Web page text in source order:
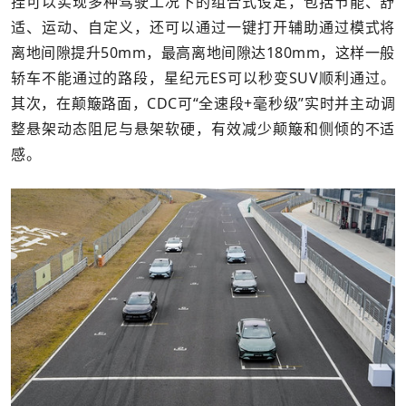
适、运动、自定义，还可以通过一键打开辅助通过模式将
离地间隙提升50mm，最高离地间隙达180mm，这样一般
轿车不能通过的路段，星纪元ES可以秒变SUV顺利通过。
其次，在颠簸路面，CDC可“全速段+毫秒级”实时并主动调
整悬架动态阻尼与悬架软硬，有效减少颠簸和侧倾的不适
感。